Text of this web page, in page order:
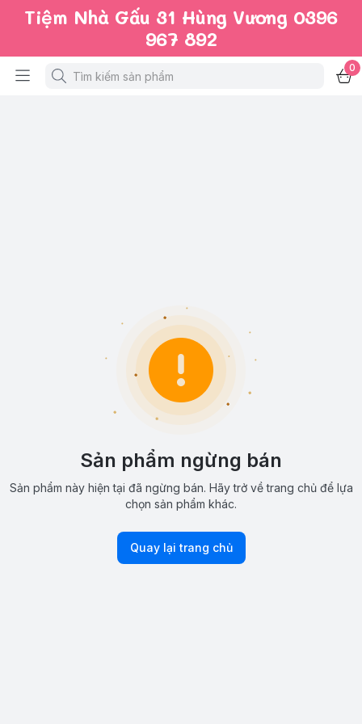
Tiệm Nhà Gấu 31 Hùng Vương 0396
967 892
0
Sản phẩm ngừng bán
Sản phẩm này hiện tại đã ngừng bán. Hãy trở về trang chủ để lựa
chọn sản phẩm khác.
Quay lại trang chủ